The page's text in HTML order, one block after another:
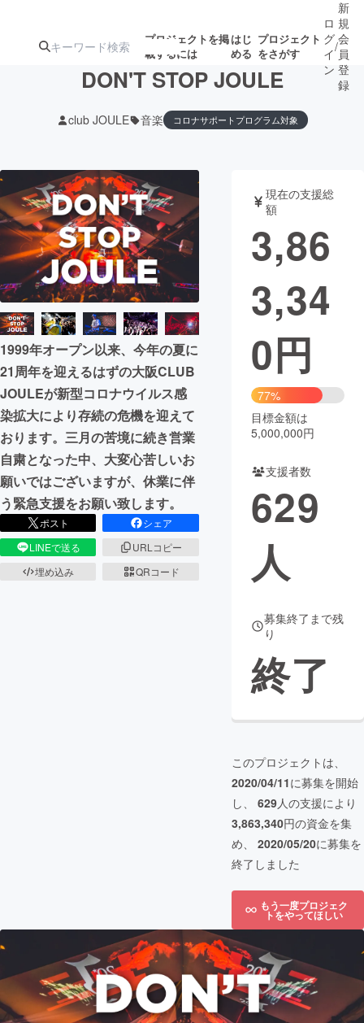
プロジェクトを掲
載するには
はじ
める
プロジェクト
をさがす
アート・写真
テクノロジー・ガジェット ゲーム・サ
映像・映画 書籍・雑誌
ビジネス・起業 チャレンジ
まちづくり・地域活性化
CAMPFIRE for Social Good
CAMPFIREふるさと納税machi-ya コミュニティ
ロ
グ
イ
ン
/
新
規
会
員
登
録
DON'T STOP JOULE
club JOULE 音楽 コロナサポートプログラム対象
1999年オープン以来、今年の夏に
21周年を迎えるはずの大阪CLUB
JOULEが新型コロナウイルス感
染拡大により存続の危機を迎えて
おります。三月の苦境に続き営業
自粛となった中、大変心苦しいお
願いではございますが、休業に伴
う緊急支援をお願い致します。
ポスト
シェア
LINEで送る
URLコピー
埋め込み
QRコード
現在の支援総
額
3,86
3,34
0円
77%
目標金額は
5,000,000円
支援者数
629
人
募集終了まで残
り
終了
このプロジェクトは、
2020/04/11に募集を開始
し、 629人の支援により
3,863,340円の資金を集
め、 2020/05/20に募集を
終了しました
もう一度プロジェク
トをやってほしい